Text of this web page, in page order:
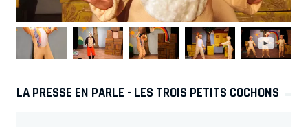
LA PRESSE EN PARLE - LES TROIS PETITS COCHONS